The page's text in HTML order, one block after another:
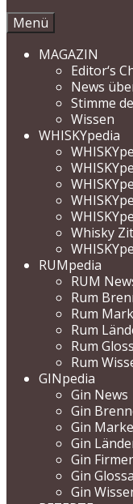
Menü
MAGAZIN
Editor‘s
News
Stimme
Wissen
WHISKYpedia
Whisky
RUMpedia
RUM
Rum
Rum
Rum
Rum
Rum
GINpedia
Gin News
Gin
Gin
Gin
Gin
Gin
Gin